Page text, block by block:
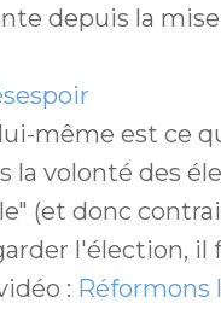
depuis la
même est ce
la volonté des
(et donc
l'élection, il
: Réformons